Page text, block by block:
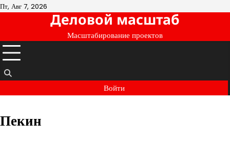
Перейти
Пт, Авг 7, 2026
Деловой масштаб
Масштабирование проектов
Войти
Пекин